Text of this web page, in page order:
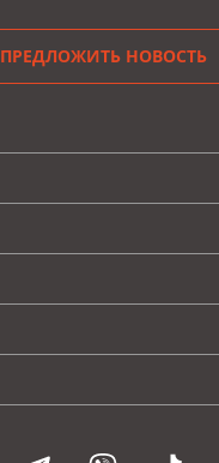
ПРЕДЛОЖИТЬ НОВОСТЬ